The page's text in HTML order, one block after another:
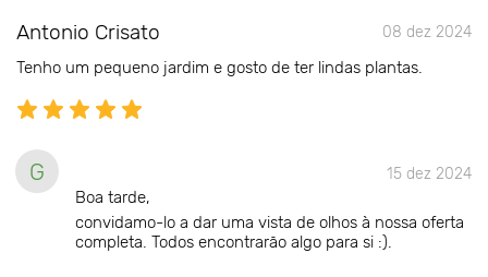
Antonio Crisato 08 dez 2024
Tenho um pequeno jardim e gosto de ter lindas plantas.
G 15 dez 2024
Boa tarde,
convidamo-lo a dar uma vista de olhos à nossa oferta
completa. Todos encontrarão algo para si :).